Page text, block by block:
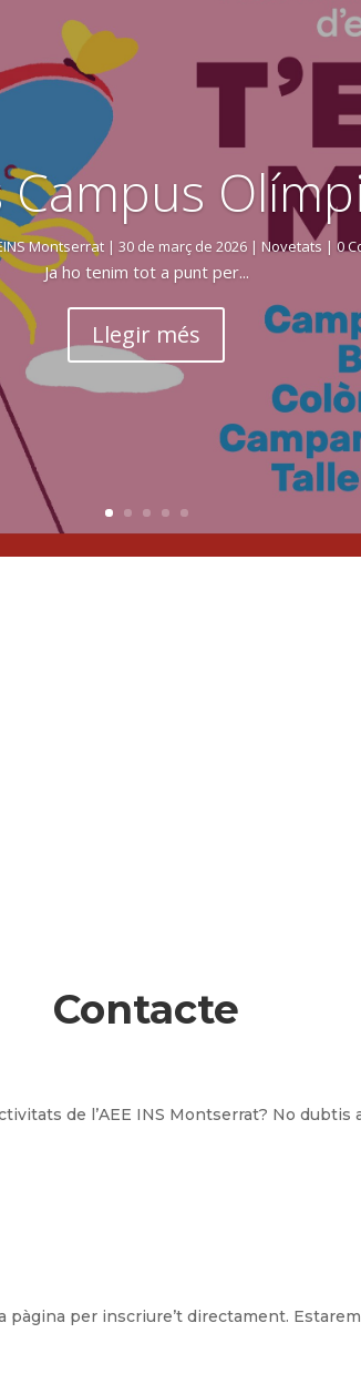
Montserrat | 30 de març de 2026 | Novetats | 0
Ja ho tenim tot a punt per...
Llegir més
Contacte
de l’AEE INS Montserrat? No
per inscriure’t directament.